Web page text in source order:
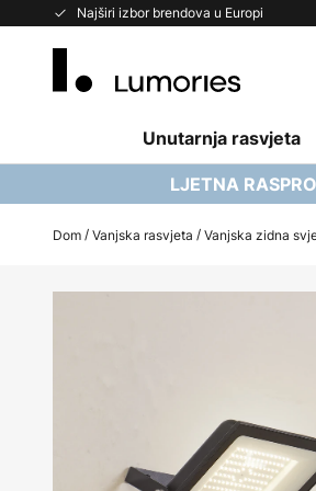
Najširi izbor brendova u Europi
Skip
Unutarnja rasvjeta
LJETNA
Dom Vanjska rasvjeta Vanjska zidna